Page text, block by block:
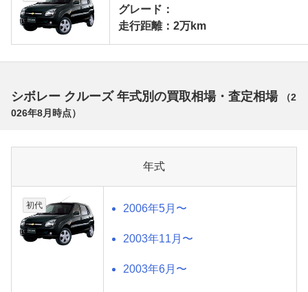
グレード：
走行距離：2万km
シボレー クルーズ 年式別の買取相場・査定相場 （2
026年8月 時点）
年式
初代 2006年5月〜
2003年11月〜
2003年6月〜